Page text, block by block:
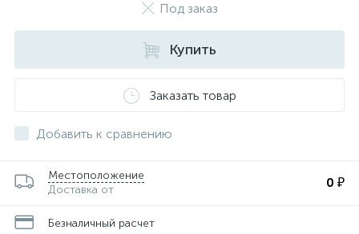
Под заказ
Купить
Заказать товар
Добавить к сравнению
Местоположение
Доставка от
0 ₽
Безналичный расчет